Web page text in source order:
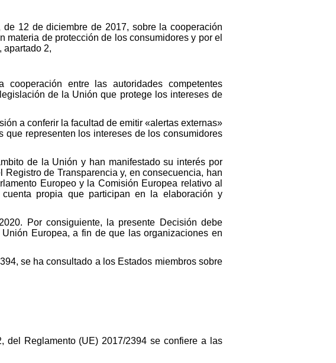
12 de diciembre de 2017, sobre la cooperación
de protección de los consumidores y por el
apartado 2,
entre las autoridades competentes
de la Unión que protege los intereses de
a conferir la facultad de emitir «alertas externas»
representen los intereses de los consumidores
de la Unión y han manifestado su interés por
de Transparencia y, en consecuencia, han
Europeo y la Comisión Europea relativo al
propia que participan en la elaboración y
Por consiguiente, la presente Decisión debe
Europea, a fin de que las organizaciones en
se ha consultado a los Estados miembros sobre
del Reglamento (UE) 2017/2394 se confiere a las